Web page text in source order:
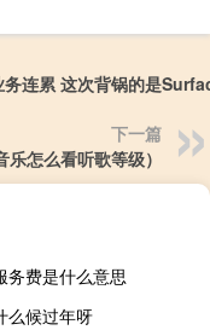
连累 这次背锅的是
下一篇
怎么看听歌等级）
务费是什么意思
么候过年呀